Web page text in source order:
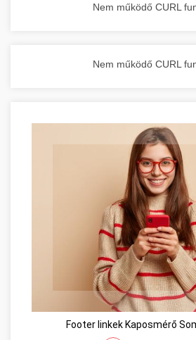
Nem működő CURL
Nem működő CURL
Footer linkek Kaposmérő